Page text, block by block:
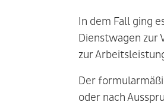
In dem Fall ging
Dienstwagen zur
zur
Der
oder nach